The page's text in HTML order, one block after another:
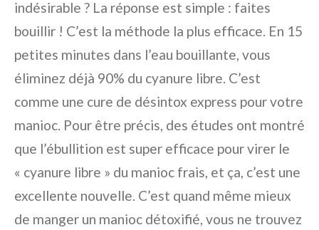
indésirable ? La réponse est simple : faites
bouillir ! C’est la méthode la plus efficace. En 15
petites minutes dans l’eau bouillante, vous
éliminez déjà 90% du cyanure libre. C’est
comme une cure de désintox express pour votre
manioc. Pour être précis, des études ont montré
que l’ébullition est super efficace pour virer le
« cyanure libre » du manioc frais, et ça, c’est une
excellente nouvelle. C’est quand même mieux
de manger un manioc détoxifié, vous ne trouvez